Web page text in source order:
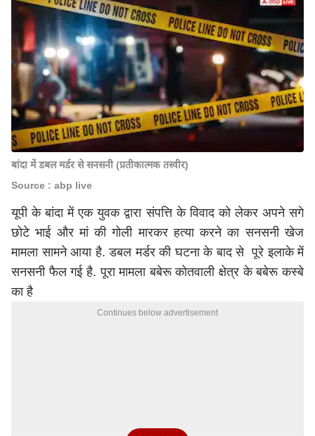
बांदा में डबल मर्डर से सनसनी (प्रतीकात्मक तस्वीर)
Source : abp live
यूपी के बांदा में एक युवक द्वारा संपत्ति के विवाद को लेकर अपने सगे
छोटे भाई और मां की गोली मारकर हत्या करने का सनसनी खेज
मामला सामने आया है. डबल मर्डर की घटना के बाद से पूरे इलाके में
सनसनी फैल गई है. पूरा मामला बबेरू कोतवाली क्षेत्र के बबेरू कस्बे
का है
Continues below advertisement